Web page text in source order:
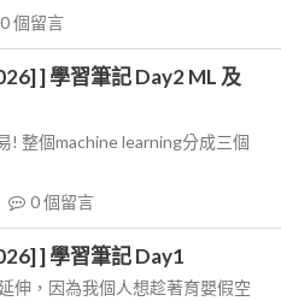
0個留言
] 學習筆記 Day2 ML 及
! 整個machine learning分成三個
0個留言
] 學習筆記 Day1
伸，因為我個人想趁著育嬰假空